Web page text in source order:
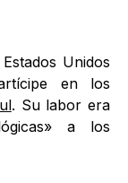
Unidos
en los
. Su labor era
a los